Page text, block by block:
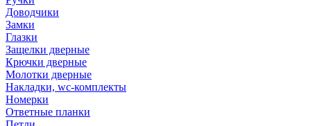
Доводчики
Замки
Глазки
Защелки дверные
Крючки дверные
Молотки дверные
Накладки, wc-комплекты
Номерки
Ответные планки